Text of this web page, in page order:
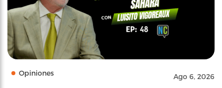
Opiniones Ago 6, 2026